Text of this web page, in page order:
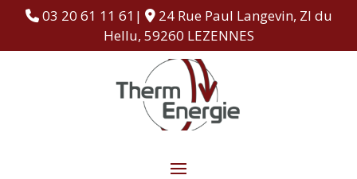
03 20 61 11 61|
24 Rue Paul Langevin, ZI du
Hellu, 59260 LEZENNES